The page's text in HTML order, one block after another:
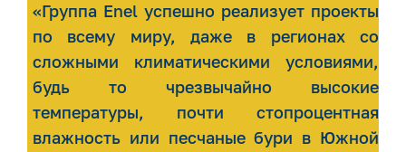
«Группа Enel успешно реализует проекты
по всему миру, даже в регионах со
сложными климатическими условиями,
будь то чрезвычайно высокие
температуры, почти стопроцентная
влажность или песчаные бури в Южной